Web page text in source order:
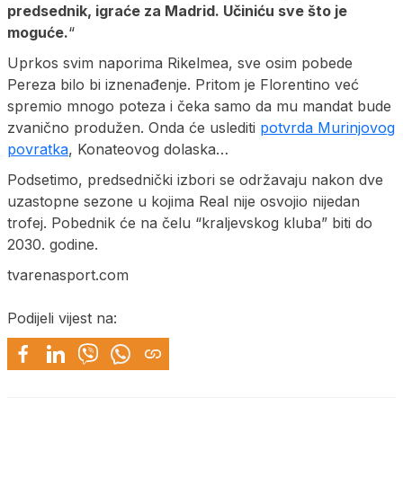
predsednik, igraće za Madrid. Učiniću sve što je
moguće.“
Uprkos svim naporima Rikelmea, sve osim pobede
Pereza bilo bi iznenađenje. Pritom je Florentino već
spremio mnogo poteza i čeka samo da mu mandat bude
zvanično produžen. Onda će uslediti potvrda Murinjovog
povratka, Konateovog dolaska…
Podsetimo, predsednički izbori se održavaju nakon dve
uzastopne sezone u kojima Real nije osvojio nijedan
trofej. Pobednik će na čelu “kraljevskog kluba” biti do
2030. godine.
tvarenasport.com
Podijeli vijest na: